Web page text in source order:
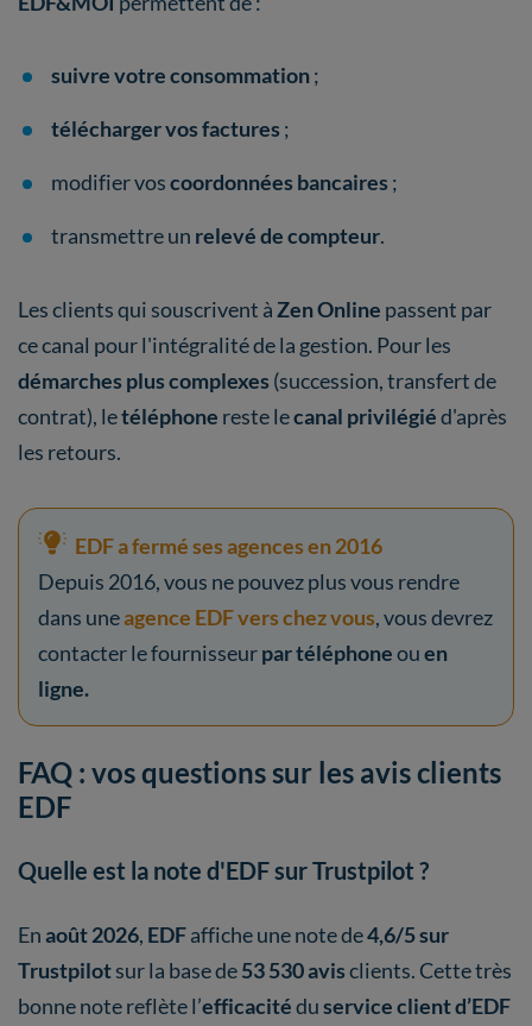
suivre votre consommation;
télécharger vos factures ;
modifier voscoordonnées bancaires ;
transmettre un relevé de compteur.
Les clients qui souscrivent àZen Online passent par
ce canal pour l'intégralité de la gestion. Pour les
démarches plus complexes (succession, transfert de
contrat), letéléphone reste lecanal privilégiéd'après
les retours.
EDF a fermé ses agences en 2016
Depuis 2016, vous ne pouvez plus vous rendre
dans uneagence EDF vers chez vous, vous devrez
contacter le fournisseurpar téléphoneouen
ligne.
FAQ : vos questions sur les avis clients
EDF
Quelle est la note d'EDF sur Trustpilot ?
Enaoût 2026, EDFaffiche une note de4,6/5 sur
Trustpilotsur la base de53 530 avisclients. Cette très
bonne note reflète l’efficacitéduservice client d’EDF